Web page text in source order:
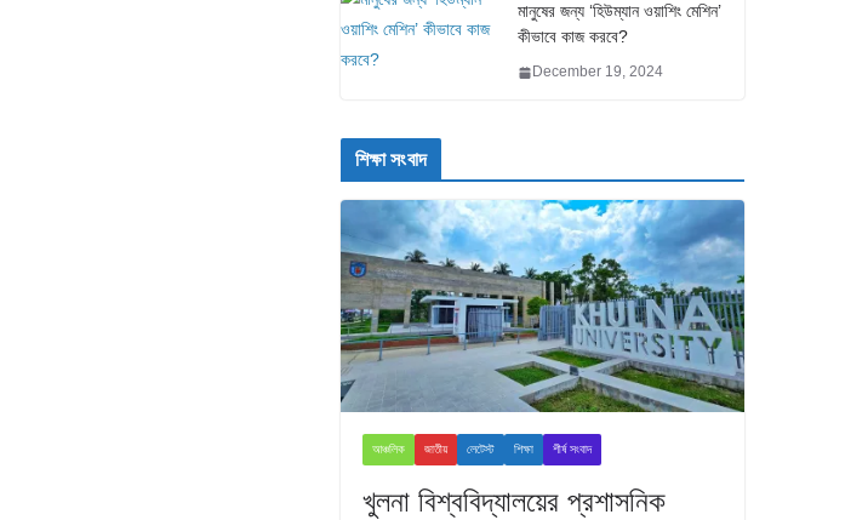
মানুষের জন্য ‘হিউম্যান ওয়াশিং মেশিন’
কীভাবে কাজ করবে?
December 19, 2024
শিক্ষা সংবাদ
আঞ্চলিক জাতীয় লেটেস্ট শিক্ষা শীর্ষ সংবাদ
খুলনা বিশ্ববিদ্যালয়ের প্রশাসনিক